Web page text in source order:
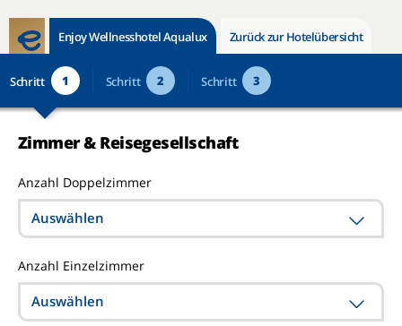
Enjoy Wellnesshotel Aqualux Zurück zur Hotelübersicht
Schritt 1 Schritt 2 Schritt 3
Zimmer & Reisegesellschaft
Anzahl Doppelzimmer
Auswählen
Anzahl Einzelzimmer
Auswählen